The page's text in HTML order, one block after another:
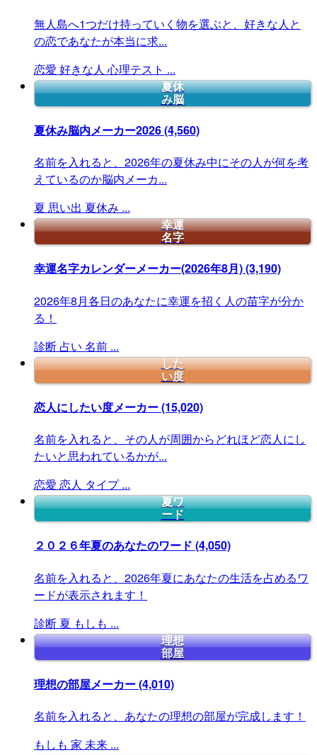
無人島へ1つだけ持っていく物を選ぶと、好きな人と
の恋であなたが本当に求...
恋愛 好きな人 心理テスト ...
夏休
み脳
夏休み脳内メーカー2026(4,560)
名前を入れると、2026年の夏休み中にその人が何を考
えているのか脳内メーカ...
夏 思い出 夏休み ...
幸運
名字
幸運名字カレンダーメーカー(2026年8月)(3,190)
2026年8月各日のあなたに幸運を招く人の苗字が分か
る！
診断 占い 名前 ...
した
い度
恋人にしたい度メーカー(15,020)
名前を入れると、その人が周囲からどれほど恋人にし
たいと思われているかが...
恋愛 恋人 タイプ ...
夏ワ
ード
２０２６年夏のあなたのワード (4,050)
名前を入れると、2026年夏にあなたの生活を占めるワ
ードが表示されます！
診断 夏 もしも ...
理想
部屋
理想の部屋メーカー(4,010)
名前を入れると、あなたの理想の部屋が完成します！
もしも 家 未来 ...